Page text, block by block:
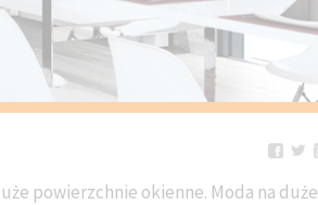
powierzchnie okienne. Moda na duże